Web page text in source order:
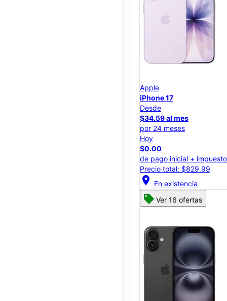
Apple
iPhone 17
Desde
$34.59 al mes
por 24 meses
Hoy
$0.00
de pago inicial +
Precio total: $829.99
location_on En existencia
Ver 16 ofertas